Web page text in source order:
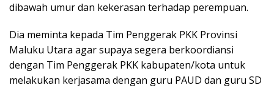
dibawah umur dan kekerasan terhadap perempuan.
Dia meminta kepada Tim Penggerak PKK Provinsi
Maluku Utara agar supaya segera berkoordiansi
dengan Tim Penggerak PKK kabupaten/kota untuk
melakukan kerjasama dengan guru PAUD dan guru SD